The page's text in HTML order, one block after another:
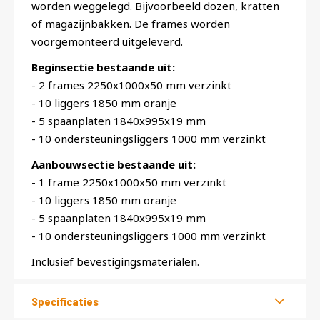
worden weggelegd. Bijvoorbeeld dozen, kratten
of magazijnbakken. De frames worden
voorgemonteerd uitgeleverd.
Beginsectie bestaande uit:
- 2 frames 2250x1000x50 mm verzinkt
- 10 liggers 1850 mm oranje
- 5 spaanplaten 1840x995x19 mm
- 10 ondersteuningsliggers 1000 mm verzinkt
Aanbouwsectie bestaande uit:
- 1 frame 2250x1000x50 mm verzinkt
- 10 liggers 1850 mm oranje
- 5 spaanplaten 1840x995x19 mm
- 10 ondersteuningsliggers 1000 mm verzinkt
Inclusief bevestigingsmaterialen.
Specificaties